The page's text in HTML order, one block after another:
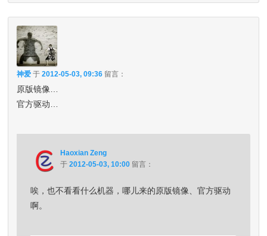
神爱 于2012-05-03, 09:36 留言：
原版镜像…
官方驱动…
Haoxian Zeng
于2012-05-03, 10:00 留言：
唉，也不看看什么机器，哪儿来的原版镜像、官方驱动
啊。